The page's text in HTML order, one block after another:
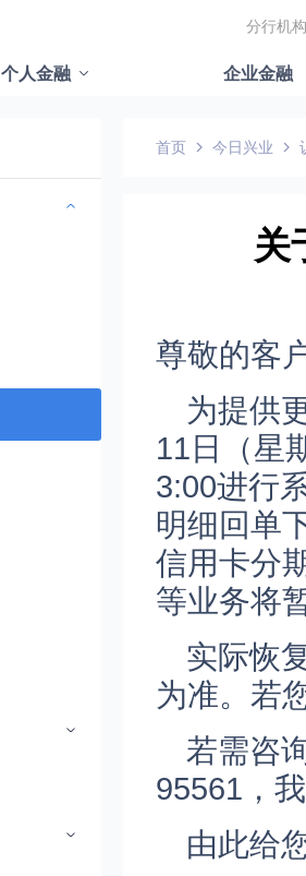
分行机构
个人金融 企业金融
首页 今日兴业
关
尊敬的客
为提供
11日（星
3:00进行
明细回单
信用卡分
等业务将
实际恢
为准。若
若需咨
95561，
由此给